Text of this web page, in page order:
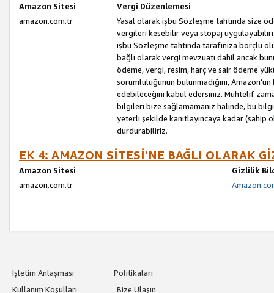
Amazon Sitesi
Vergi Düzenlemesi
amazon.com.tr
Yasal olarak işbu Sözleşme tahtında size
vergileri kesebilir veya stopaj
işbu Sözleşme tahtında tarafınıza borçlu
bağlı olarak vergi mevzuatı dahil ancak
ödeme, vergi, resim, harç ve sair ödeme
sorumluluğunun bulunmadığını,
edebileceğini kabul edersiniz. Muhtelif
bilgileri bize sağlamamanız halinde, bu
yeterli şekilde kanıtlayıncaya kadar
durdurabiliriz.
EK 4: AMAZON SİTESİ'NE BAĞLI OLARAK
Amazon Sitesi
Gizlilik
amazon.com.tr
İşletim Anlaşması
Politikaları
Kullanım Koşulları
Bize Ulaşın